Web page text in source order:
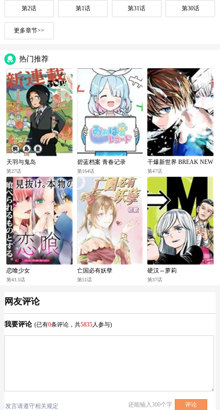
第2话 第1话 第31话 第30话
更多章节>>
热门推荐
天羽与鬼岛
第27话
碧蓝档案 青春记录
第164话
干爆新世界 BREAK NEW
WORLD
第47话
恋喰少女
第43.5话
亡国必有妖孽
第51话
硬汉⇔萝莉
第37话
网友评论
我要评论 (已有0条评论，共5835人参与)
发言请遵守相关规定 还能输入300个字